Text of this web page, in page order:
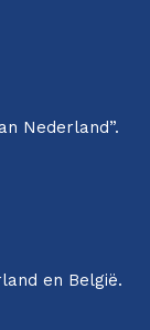
Nederland”.
en België.